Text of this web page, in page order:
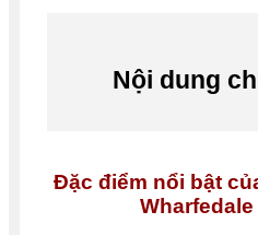
Nội dung
Đặc điểm nổi bật
Wharfedale